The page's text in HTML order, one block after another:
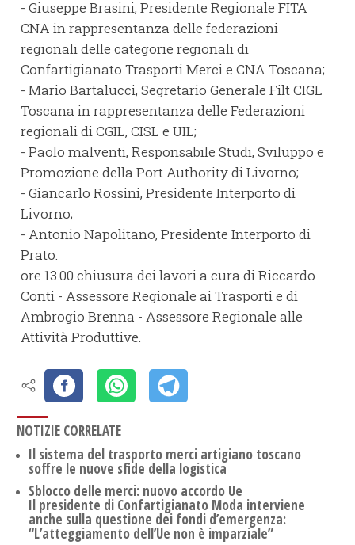
- Giuseppe Brasini, Presidente Regionale FITA
CNA in rappresentanza delle federazioni
regionali delle categorie regionali di
Confartigianato Trasporti Merci e CNA Toscana;
- Mario Bartalucci, Segretario Generale Filt CIGL
Toscana in rappresentanza delle Federazioni
regionali di CGIL, CISL e UIL;
- Paolo malventi, Responsabile Studi, Sviluppo e
Promozione della Port Authority di Livorno;
- Giancarlo Rossini, Presidente Interporto di
Livorno;
- Antonio Napolitano, Presidente Interporto di
Prato.
ore 13.00 chiusura dei lavori a cura di Riccardo
Conti - Assessore Regionale ai Trasporti e di
Ambrogio Brenna - Assessore Regionale alle
Attività Produttive.
NOTIZIE CORRELATE
Il sistema del trasporto merci artigiano toscano
soffre le nuove sfide della logistica
Sblocco delle merci: nuovo accordo Ue
Il presidente di Confartigianato Moda interviene
anche sulla questione dei fondi d’emergenza:
“L’atteggiamento dell’Ue non è imparziale”